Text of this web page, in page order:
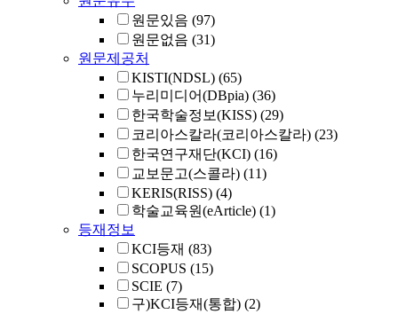
원문있음 (97)
원문없음 (31)
원문제공처
KISTI(NDSL) (65)
누리미디어(DBpia) (36)
한국학술정보(KISS) (29)
코리아스칼라(코리아스칼라) (23)
한국연구재단(KCI) (16)
교보문고(스콜라) (11)
KERIS(RISS) (4)
학술교육원(eArticle) (1)
등재정보
KCI등재 (83)
SCOPUS (15)
SCIE (7)
구)KCI등재(통합) (2)